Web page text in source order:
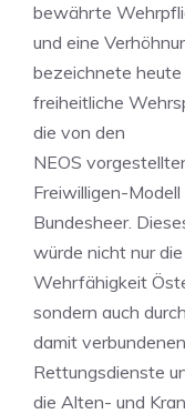
bewährte
und eine
bezeichnete heute
freiheitliche
die von den
NEOS
Freiwilligen-Modell
Bundesheer.
würde nicht nur die
Wehrfähigkeit
sondern auch
damit
Rettungsdienste
die Alten- und